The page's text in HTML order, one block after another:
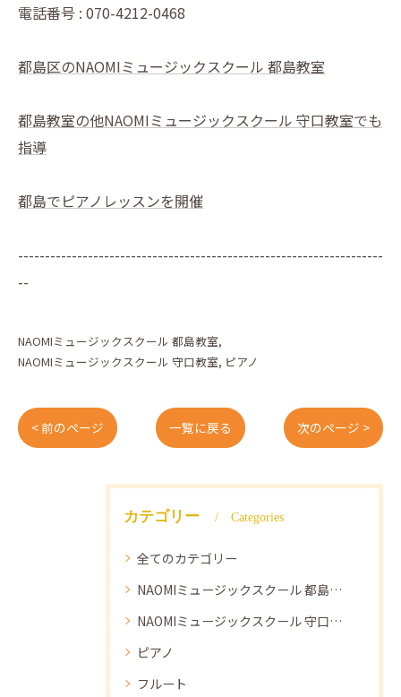
電話番号 : 070-4212-0468
都島区のNAOMIミュージックスクール 都島教室
都島教室の他NAOMIミュージックスクール 守口教室でも
指導
都島でピアノレッスンを開催
--------------------------------------------------------------------
--
NAOMIミュージックスクール 都島教室
NAOMIミュージックスクール 守口教室 ピアノ
< 前のページ 一覧に戻る 次のページ >
カテゴリー Categories
全てのカテゴリー
NAOMIミュージックスクール 都島教室
NAOMIミュージックスクール 守口教室
ピアノ
フルート